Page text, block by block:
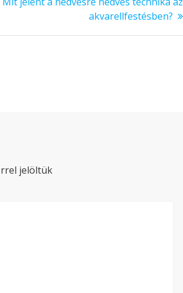
akvarellfestésben?
jelöltük